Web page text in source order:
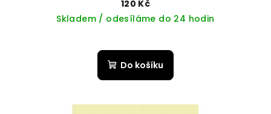
120 Kč
Skladem / odesíláme do 24 hodin
Do košíku